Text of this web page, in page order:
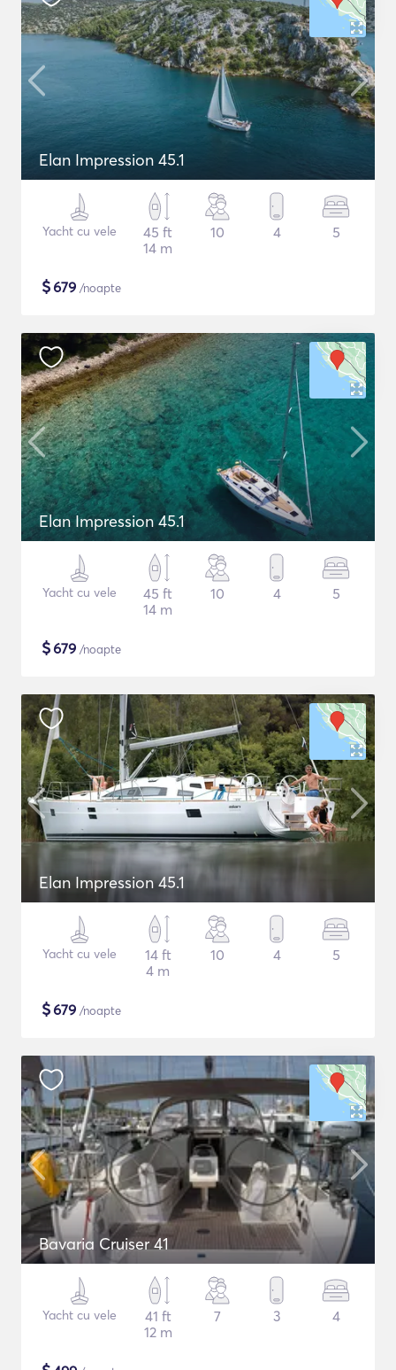
Elan Impression 45.1
Yacht cu vele
45 ft
14 m
10 4 5
$679 /noapte
Elan Impression 45.1
Yacht cu vele
45 ft
14 m
10 4 5
$679 /noapte
Elan Impression 45.1
Yacht cu vele
14 ft
4 m
10 4 5
$679 /noapte
Bavaria Cruiser 41
Yacht cu vele
41 ft
12 m
7 3 4